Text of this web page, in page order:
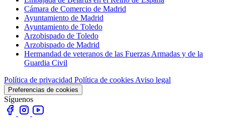
Cámara de Comercio de Madrid
Ayuntamiento de Madrid
Ayuntamiento de Toledo
Arzobispado de Toledo
Arzobispado de Madrid
Hermandad de veteranos de las Fuerzas Armadas y de la
Guardia Civil
Política de privacidad Política de cookies Aviso legal
Preferencias de cookies
Síguenos